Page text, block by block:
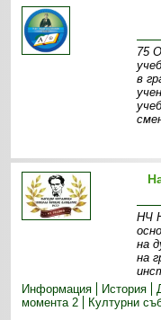
75
в
НЧ
на
на
Информация
История
момента 2
Културни